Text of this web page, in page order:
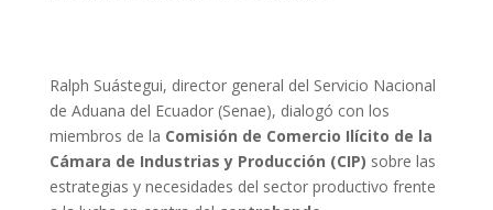
Ralph Suástegui, director general del Servicio Nacional
de Aduana del Ecuador (Senae), dialogó con los
miembros de la Comisión de Comercio Ilícito de la
Cámara de Industrias y Producción (CIP) sobre las
estrategias y necesidades del sector productivo frente